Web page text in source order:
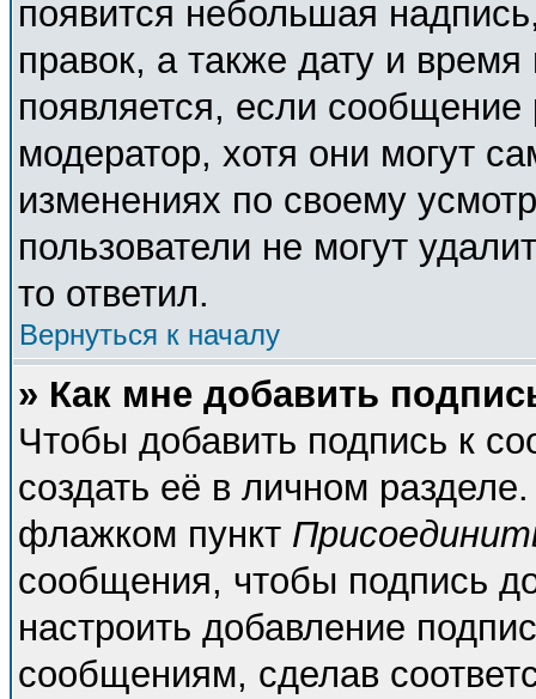
появится небольшая
правок, а также дату и
появляется, если
модератор, хотя они могут
изменениях по своему
пользователи не могут
то ответил.
Вернуться к началу
» Как мне добавить
Чтобы добавить подпись к
создать её в личном
флажком пункт
сообщения, чтобы подпись
настроить добавление
сообщениям, сделав